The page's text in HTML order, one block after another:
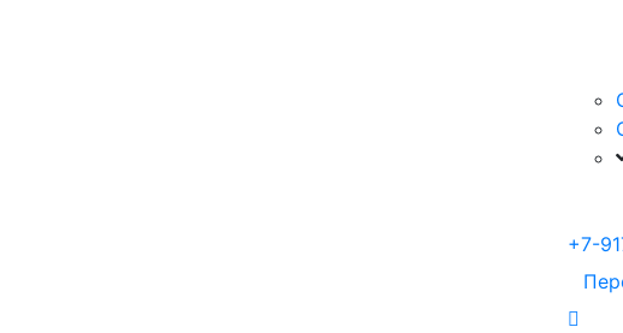
+7-